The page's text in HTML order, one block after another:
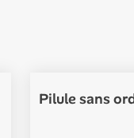
Pilule sans